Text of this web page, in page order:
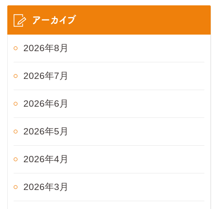
アーカイブ
2026年8月
2026年7月
2026年6月
2026年5月
2026年4月
2026年3月